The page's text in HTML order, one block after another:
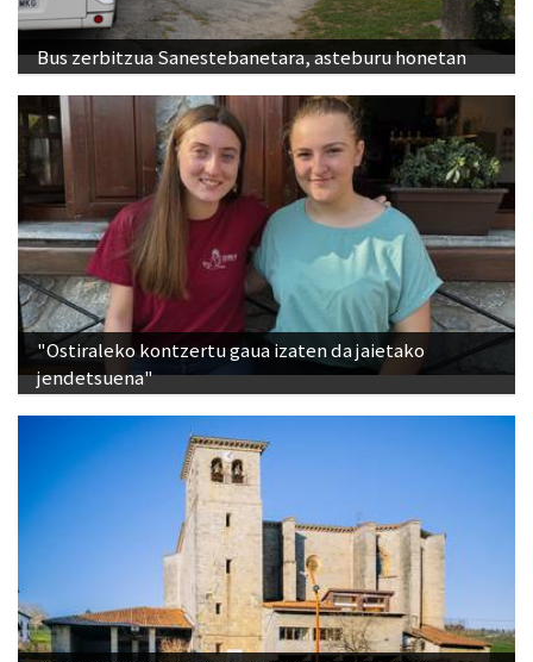
Bus zerbitzua Sanestebanetara, asteburu honetan
"Ostiraleko kontzertu gaua izaten da jaietako
jendetsuena"